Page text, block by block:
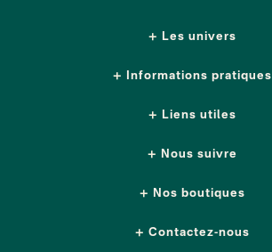
Les univers
Informations pratiques
Liens utiles
Nous suivre
Nos boutiques
Contactez-nous